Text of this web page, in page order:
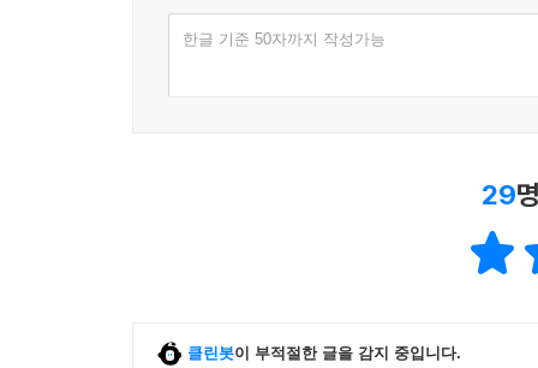
한글 기준 50자까지 작성가능
29
클린봇이 부적절한 글을 감지 중입니다.